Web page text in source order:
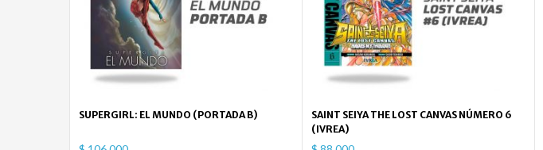
SUPERGIRL: EL MUNDO (PORTADA B)
SAINT SEIYA THE LOST CANVAS NÚMERO 6
(IVREA)